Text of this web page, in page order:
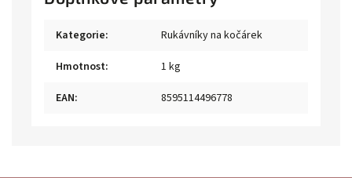
Kategorie:
Rukávníky na kočárek
Hmotnost:
1 kg
EAN: 8595114496778